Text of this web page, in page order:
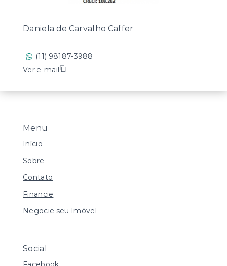
Menu
Início
Sobre
Contato
Financie
Negocie seu Imóvel
Social
Daniela de Carvalho Caffer
(11) 98187-3988
Ver e-mail